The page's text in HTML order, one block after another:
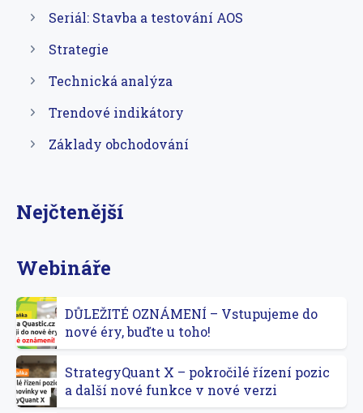
Seriál: Stavba a testování AOS
Strategie
Technická analýza
Trendové indikátory
Základy obchodování
Nejčtenější
Webináře
DŮLEŽITÉ OZNÁMENÍ – Vstupujeme do
nové éry, buďte u toho!
StrategyQuant X – pokročilé řízení pozic
a další nové funkce v nové verzi